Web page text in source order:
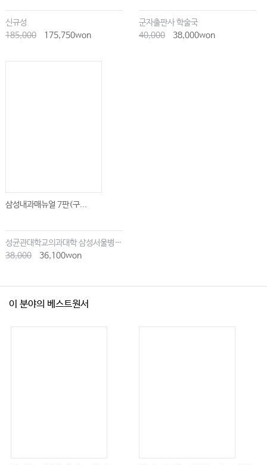
신규성
185,000
175,750won
군자출판사 학술국
40,000
38,000won
삼성내과매뉴얼 7판(구...
성균관대학교의과대학 삼성서울병원내과
38,000
36,100won
이 분야의 베스트원서